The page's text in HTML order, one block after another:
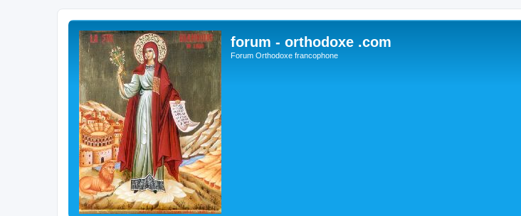
forum - orthodoxe .com
Forum Orthodoxe francophone